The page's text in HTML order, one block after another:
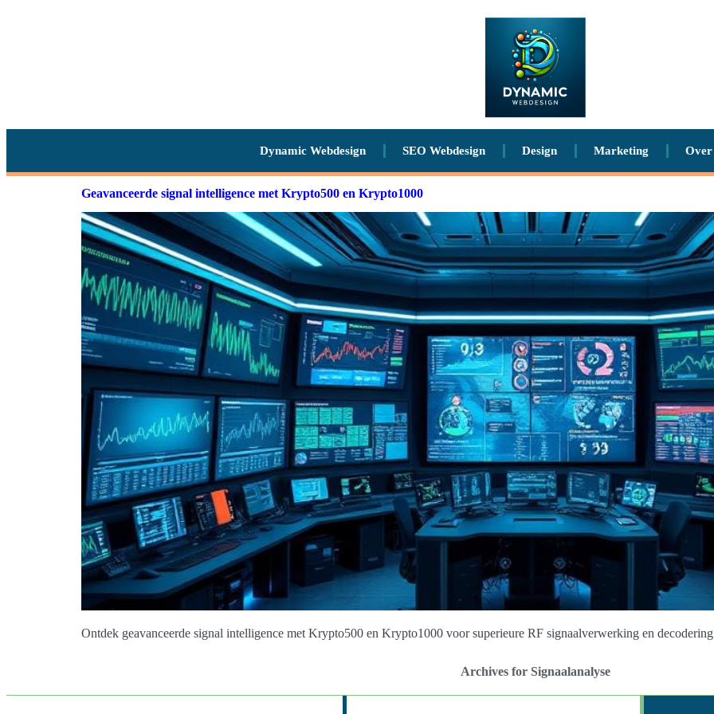
Dynamic Webdesign SEO Webdesign Design Marketing Over
Geavanceerde signal intelligence met Krypto500 en Krypto1000
Ontdek geavanceerde signal intelligence met Krypto500 en Krypto1000 voor superieure RF signaalverwerking en
Archives for Signaalanalyse